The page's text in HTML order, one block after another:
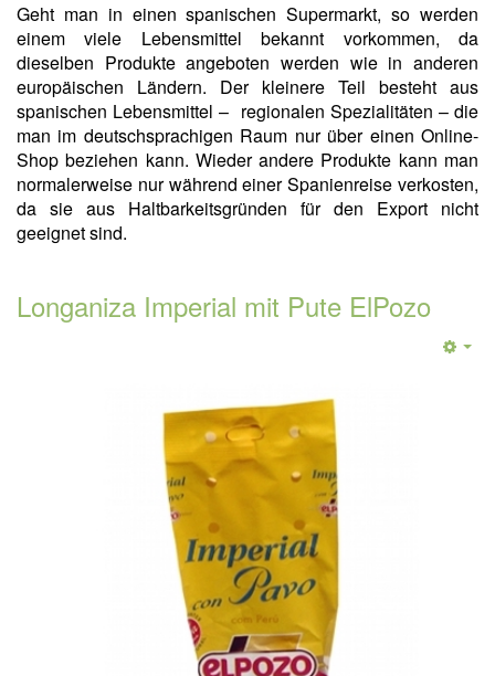
Geht man in einen spanischen Supermarkt, so werden
einem viele Lebensmittel bekannt vorkommen, da
dieselben Produkte angeboten werden wie in anderen
europäischen Ländern. Der kleinere Teil besteht aus
spanischen Lebensmittel – regionalen Spezialitäten – die
man im deutschsprachigen Raum nur über einen Online-
Shop beziehen kann. Wieder andere Produkte kann man
normalerweise nur während einer Spanienreise verkosten,
da sie aus Haltbarkeitsgründen für den Export nicht
geeignet sind.
Longaniza Imperial mit Pute ElPozo